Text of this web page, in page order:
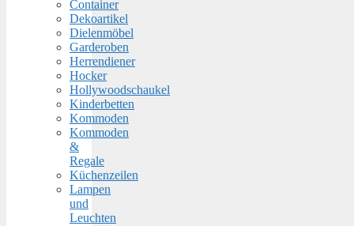
Container
Dekoartikel
Dielenmöbel
Garderoben
Herrendiener
Hocker
Hollywoodschaukel
Kinderbetten
Kommoden
Kommoden
&
Regale
Küchenzeilen
Lampen
und
Leuchten